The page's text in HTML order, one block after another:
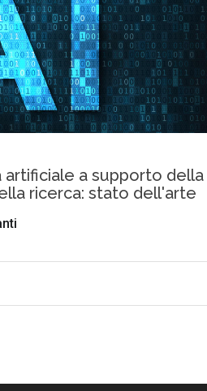
artificiale a supporto della
ricerca: stato dell'arte